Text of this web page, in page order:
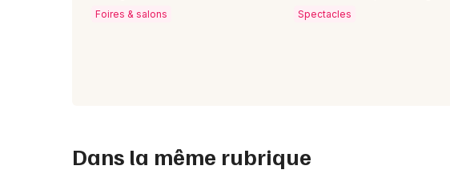
Foires & salons Spectacles
Dans la même rubrique